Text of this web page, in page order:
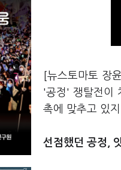
[뉴스토마토 장
'공정' 쟁탈전이
촉에 맞추고 있
선점했던 공정,